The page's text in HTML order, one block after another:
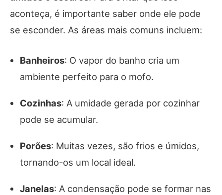
aconteça, é importante saber onde ele pode
se esconder. As áreas mais comuns incluem:
Banheiros: O vapor do banho cria um
ambiente perfeito para o mofo.
Cozinhas: A umidade gerada por cozinhar
pode se acumular.
Porões: Muitas vezes, são frios e úmidos,
tornando-os um local ideal.
Janelas: A condensação pode se formar nas